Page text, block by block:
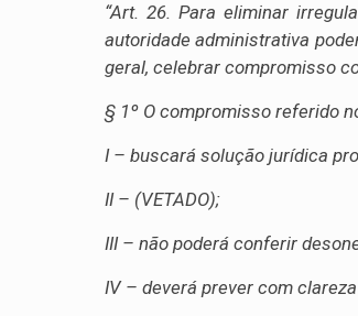
“Art. 26. Para eliminar
autoridade administrativa
geral, celebrar compromisso
§ 1º O compromisso referido
I – buscará solução jurídica
II – (VETADO);
III – não poderá conferir
IV – deverá prever com